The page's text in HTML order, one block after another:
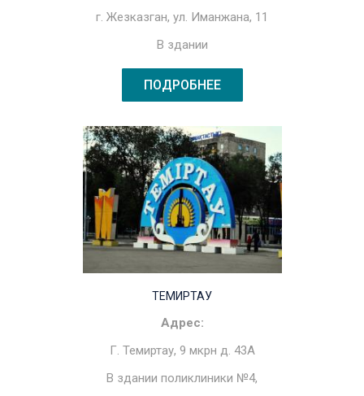
г. Жезказган, ул. Иманжана, 11
В здании
ПОДРОБНЕЕ
ТЕМИРТАУ
Адрес:
Г. Темиртау, 9 мкрн д. 43А
В здании поликлиники №4,